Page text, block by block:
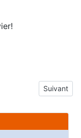
et le littoral ?Article
Suivant